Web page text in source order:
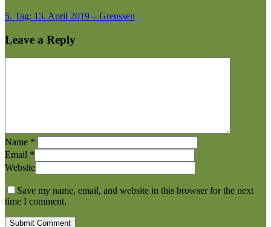
5. Tag: 13. April 2019 – Greussen
Leave a Reply
Name *
Email *
Website
Save my name, email, and website in this browser for the next
time I comment.